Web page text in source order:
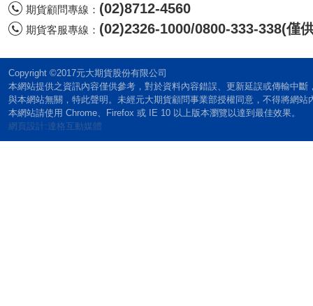
期貨顧問專線： (02)8712-4560
期貨客服專線： (02)2326-1000/0800-333-338(僅
Copyright ©2017元大期貨股份有限公司
本網站提供之資訊內容僅供參考，對於資料內容錯誤、更新延誤或傳輸中
與本網站無關，特此聲明。未經元大期貨顧問事業部授權同意，不得將網站
本網站請使用 Chrome、Firefox 或 IE 10 以上版本瀏覽以達到最佳效果。
網頁設計:達格互動媒體